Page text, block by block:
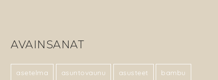
AVAINSANAT
asetelma asuntovaunu asusteet bambu